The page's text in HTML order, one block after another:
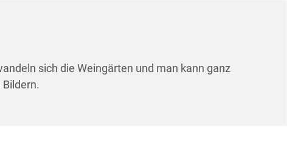
sich die Weingärten und man kann ganz